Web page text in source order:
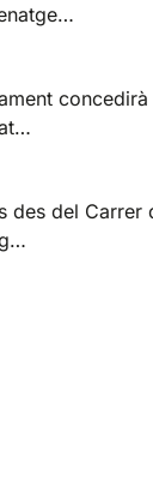
des del Carrer